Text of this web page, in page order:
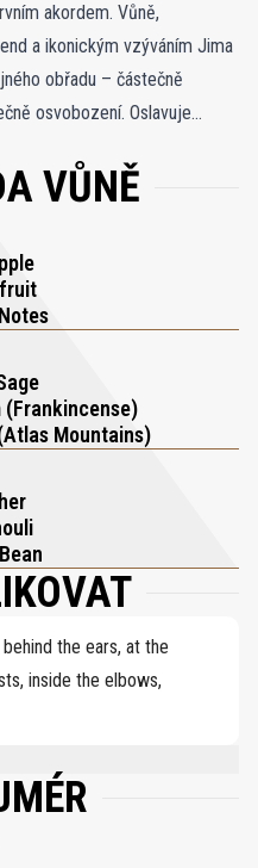
akordem. Vůně,
a ikonickým vzýváním Jima
obřadu – částečně
osvobození. Oslavuje
které se stávají život
a neomluvitelně
nečekanou
udává tajemný tón. Jak
zavádějí aromatickou
parfémovaný kouř unášený
hřejivé fazole tonka,
do smyslného, ​​rezonančního
se silnou texturou vůně
ve vzduchu –
VŮNĚ
(Frankincense)
Mountains)
the ears, at the
inside the elbows,
AQUA (WATER), COUMARIN,
METHOXYDIBENZOYLMETHANE,
CI 15985, CI 17200, CI